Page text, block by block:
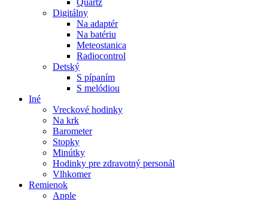
Quartz
Digitálny
Na adaptér
Na batériu
Meteostanica
Radiocontrol
Detský
S pípaním
S melódiou
Iné
Vreckové hodinky
Na krk
Barometer
Stopky
Minútky
Hodinky pre zdravotný personál
Vlhkomer
Remienok
Apple